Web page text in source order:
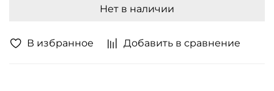
В избранное Добавить в сравнение
Нет в наличии